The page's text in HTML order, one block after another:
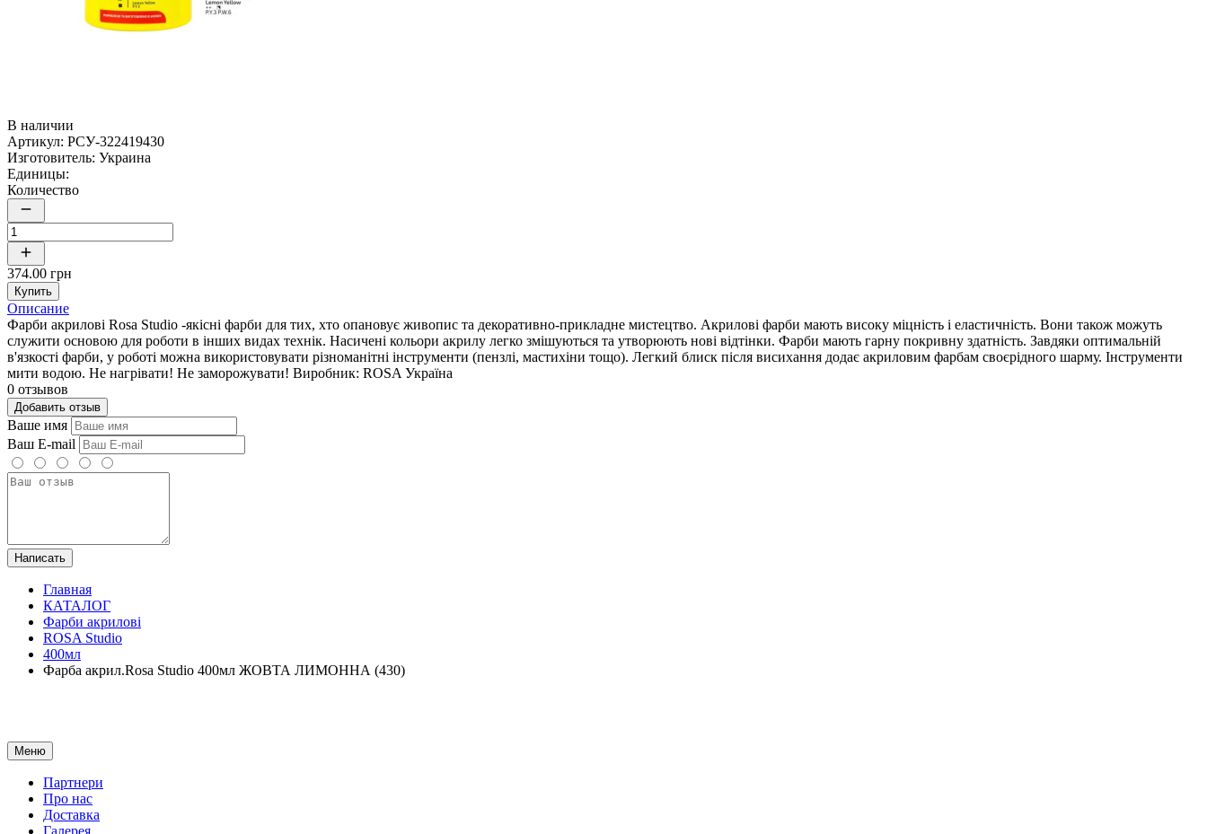
В наличии
Артикул: РСУ-322419430
Изготовитель: Украина
Единицы:
Количество
374.00 грн
Купить
Описание
Фарби акрилові Rosa Studio -якісні фарби для тих, хто опановує живопис та декоративно-прикладне мистецтво. Акрилові фарби мають високу міцність і еластичність. Вони також можуть
служити основою для роботи в інших видах технік. Насичені кольори акрилу легко змішуються та утворюють нові відтінки. Фарби мають гарну покривну здатність. Завдяки оптимальній
в'язкості фарби, у роботі можна використовувати різноманітні інструменти (пензлі, мастихіни тощо). Легкий блиск після висихання додає акриловим фарбам своєрідного шарму. Інструменти
мити водою. Не нагрівати! Не заморожувати! Виробник: ROSA Україна
0 отзывов
Добавить отзыв
Ваше имя
Ваш E-mail
Написать
Главная
КАТАЛОГ
Фарби акрилові
ROSA Studio
400мл
Фарба акрил.Rosa Studio 400мл ЖОВТА ЛИМОННА (430)
Меню
Партнери
Про нас
Доставка
Галерея